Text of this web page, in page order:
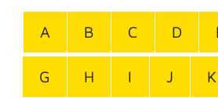
A B C D
G H I J K